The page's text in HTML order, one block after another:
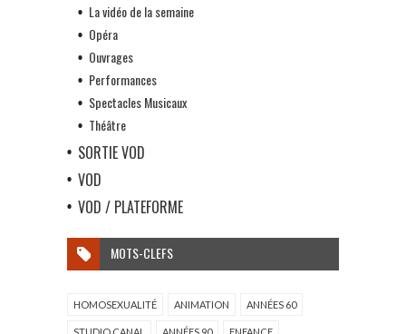
La vidéo de la semaine
Opéra
Ouvrages
Performances
Spectacles Musicaux
Théâtre
SORTIE VOD
VOD
VOD / PLATEFORME
MOTS-CLEFS
HOMOSEXUALITÉ ANIMATION ANNÉES 60